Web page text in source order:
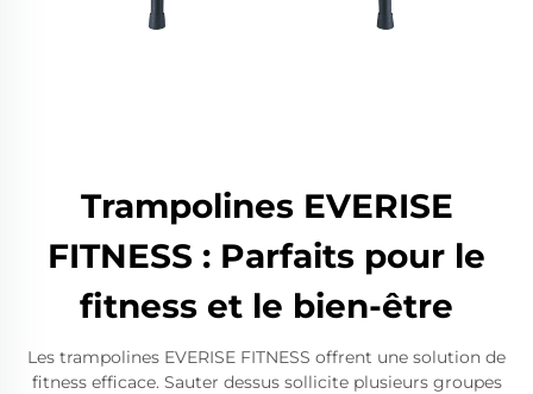
Trampolines EVERISE
FITNESS : Parfaits pour le
fitness et le bien-être
Les trampolines EVERISE FITNESS offrent une solution de
fitness efficace. Sauter dessus sollicite plusieurs groupes